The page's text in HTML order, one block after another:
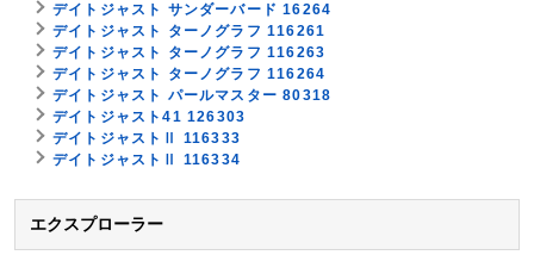
デイトジャスト サンダーバード 16264
デイトジャスト ターノグラフ 116261
デイトジャスト ターノグラフ 116263
デイトジャスト ターノグラフ 116264
デイトジャスト パールマスター 80318
デイトジャスト41 126303
デイトジャストⅡ 116333
デイトジャストⅡ 116334
エクスプローラー